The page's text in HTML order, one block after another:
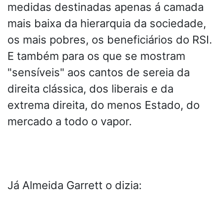
medidas destinadas apenas á camada
mais baixa da hierarquia da sociedade,
os mais pobres, os beneficiários do RSI.
E também para os que se mostram
"sensíveis" aos cantos de sereia da
direita clássica, dos liberais e da
extrema direita, do menos Estado, do
mercado a todo o vapor.
Já Almeida Garrett o dizia: